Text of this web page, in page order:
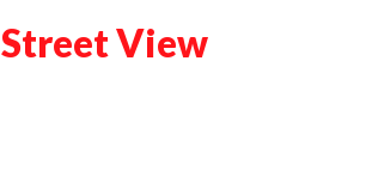
Street View